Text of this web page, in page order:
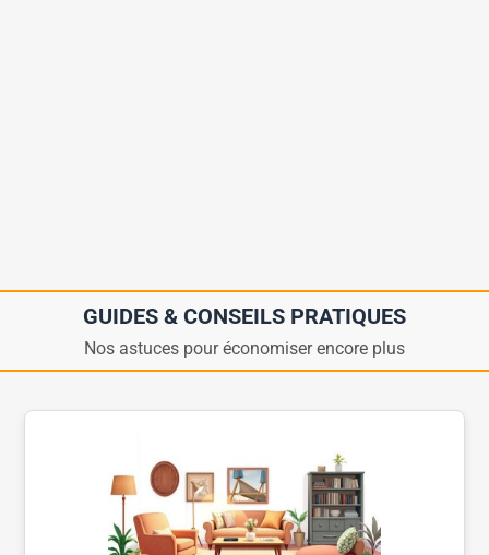
GUIDES & CONSEILS PRATIQUES
Nos astuces pour économiser encore plus